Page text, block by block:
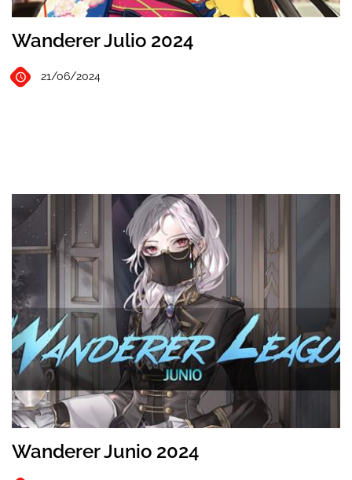
Wanderer Julio 2024
21/06/2024
Wanderer Junio 2024